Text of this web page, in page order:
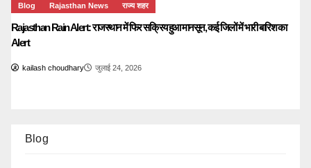
Blog Rajasthan News राज्य शहर
Rajasthan Rain Alert: राजस्थान में फिर सक्रिय हुआ मानसून, कई जिलों में भारी बारिश का
Alert
kailash choudhary जुलाई 24, 2026
Blog